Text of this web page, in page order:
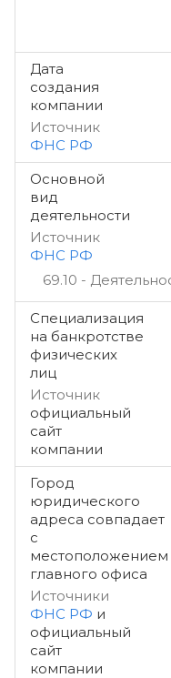
Дата
создания
компании
Источник
ФНС РФ
Основной
вид
деятельности
Источник
ФНС РФ
69.10 -
Специализация
на банкротстве
физических
лиц
Источник
официальный
сайт
компании
Город
юридического
адреса совпадает
с
местоположением
главного офиса
Источники
ФНС РФ и
официальный
сайт
компании